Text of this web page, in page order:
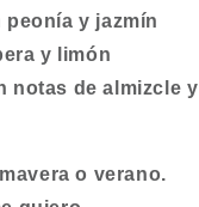
peonía y jazmín
y limón
notas de almizcle y
o verano.